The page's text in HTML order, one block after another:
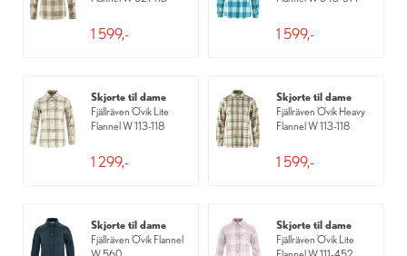
1 599,- 1 599,-
Skjorte til dame
Fjällräven Övik Lite
Flannel W 113-118
1 299,-
Skjorte til dame
Fjällräven Övik Heavy
Flannel W 113-118
1 599,-
Skjorte til dame
Fjällräven Övik Flannel
Skjorte til dame
Fjällräven Övik Lite